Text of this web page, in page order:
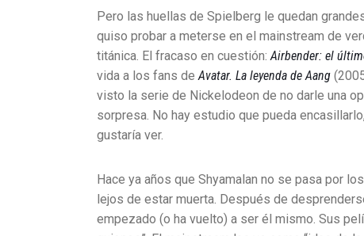
Pero las huellas de Spielberg le quedan
quiso probar a meterse en el mainstream de
titánica. El fracaso en cuestión:Airbender: el
vida a los fans deAvatar. La leyenda de Aang
visto la serie de Nickelodeon de no darle una
sorpresa. No hay estudio que pueda
gustaría ver.
Hace ya años que Shyamalan no se pasa por
lejos de estar muerta. Después de
empezado (o ha vuelto) a ser él mismo. Sus